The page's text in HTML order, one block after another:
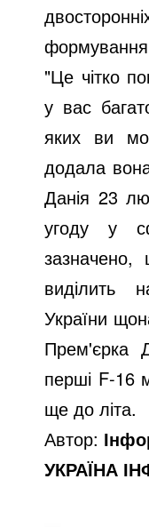
"Це чітко
у вас
яких ви
додала
Данія 23
угоду у
виділить
України
Прем'єрка
перші F-16
ще до літа.
Автор:
УКРАЇНА